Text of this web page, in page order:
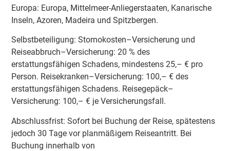
Europa: Europa, Mittelmeer-Anliegerstaaten, Kanarische
Inseln, Azoren, Madeira und Spitzbergen.
Selbstbeteiligung: Stornokosten–Versicherung und
Reiseabbruch–Versicherung: 20 % des
erstattungsfähigen Schadens, mindestens 25,– € pro
Person. Reisekranken–Versicherung: 100,– € des
erstattungsfähigen Schadens. Reisegepäck–
Versicherung: 100,– € je Versicherungsfall.
Abschlussfrist: Sofort bei Buchung der Reise, spätestens
jedoch 30 Tage vor planmäßigem Reiseantritt. Bei
Buchung innerhalb von